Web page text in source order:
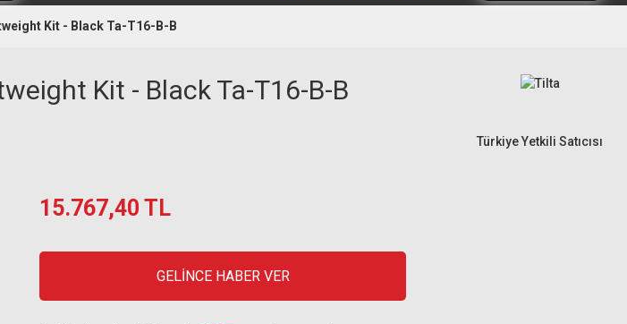
Kit - Black Ta-T16-B-B
Kit - Black Ta-T16-B-B
Türkiye Yetkili Satıcısı
15.767,40 TL
GELİNCE HABER VER